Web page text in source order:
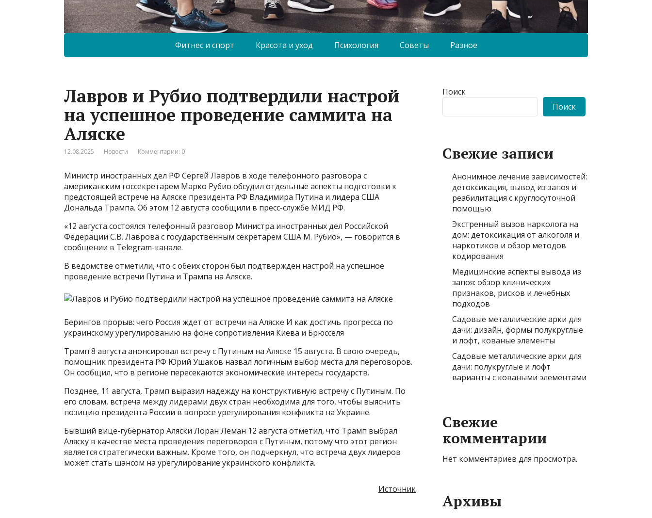
Фитнес и спорт Красота и уход Психология Советы Разное
Лавров и Рубио подтвердили настрой
на успешное проведение саммита на
Аляске
12.08.2025 Новости Комментарии: 0
Министр иностранных дел РФ Сергей Лавров в ходе телефонного разговора с
американским госсекретарем Марко Рубио обсудил отдельные аспекты подготовки к
предстоящей встрече на Аляске президента РФ Владимира Путина и лидера США
Дональда Трампа. Об этом 12 августа сообщили в пресс-службе МИД РФ.
«12 августа состоялся телефонный разговор Министра иностранных дел Российской
Федерации С.В. Лаврова с государственным секретарем США М. Рубио», — говорится в
сообщении в Telegram-канале.
В ведомстве отметили, что с обеих сторон был подтвержден настрой на успешное
проведение встречи Путина и Трампа на Аляске.
Берингов прорыв: чего Россия ждет от встречи на Аляске И как достичь прогресса по
украинскому урегулированию на фоне сопротивления Киева и Брюсселя
Трамп 8 августа анонсировал встречу с Путиным на Аляске 15 августа. В свою очередь,
помощник президента РФ Юрий Ушаков назвал логичным выбор места для переговоров.
Он сообщил, что в регионе пересекаются экономические интересы государств.
Позднее, 11 августа, Трамп выразил надежду на конструктивную встречу с Путиным. По
его словам, встреча между лидерами двух стран необходима для того, чтобы выяснить
позицию президента России в вопросе урегулирования конфликта на Украине.
Бывший вице-губернатор Аляски Лоран Леман 12 августа отметил, что Трамп выбрал
Аляску в качестве места проведения переговоров с Путиным, потому что этот регион
является стратегически важным. Кроме того, он подчеркнул, что встреча двух лидеров
может стать шансом на урегулирование украинского конфликта.
Источник
Поиск
Поиск
Свежие записи
Анонимное лечение зависимостей:
детоксикация, вывод из запоя и
реабилитация с круглосуточной
помощью
Экстренный вызов нарколога на
дом: детоксикация от алкоголя и
наркотиков и обзор методов
кодирования
Медицинские аспекты вывода из
запоя: обзор клинических
признаков, рисков и лечебных
подходов
Садовые металлические арки для
дачи: дизайн, формы полукруглые
и лофт, кованые элементы
Садовые металлические арки для
дачи: полукруглые и лофт
варианты с коваными элементами
Свежие
комментарии
Нет комментариев для просмотра.
Архивы